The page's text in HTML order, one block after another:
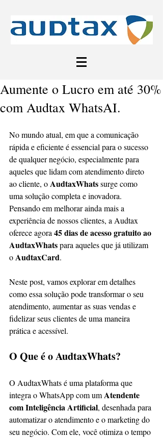
Aumente o Lucro em até 30%
com Audtax WhatsAI.
No mundo atual, em que a comunicação
rápida e eficiente é essencial para o sucesso
de qualquer negócio, especialmente para
aqueles que lidam com atendimento direto
ao cliente, o AudtaxWhats surge como
uma solução completa e inovadora.
Pensando em melhorar ainda mais a
experiência de nossos clientes, a Audtax
oferece agora 45 dias de acesso gratuito ao
AudtaxWhats para aqueles que já utilizam
o AudtaxCard.
Neste post, vamos explorar em detalhes
como essa solução pode transformar o seu
atendimento, aumentar as suas vendas e
fidelizar seus clientes de uma maneira
prática e acessível.
O Que é o AudtaxWhats?
O AudtaxWhats é uma plataforma que
integra o WhatsApp com um Atendente
com Inteligência Artificial, desenhada para
automatizar o atendimento e o marketing do
seu negócio. Com ele, você otimiza o tempo